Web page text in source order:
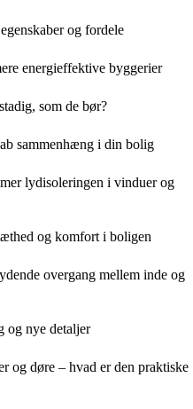
og fordele
energieffektive byggerier
som de bør?
sammenhæng i din bolig
lydisoleringen i vinduer og
og komfort i boligen
overgang mellem inde og
og nye detaljer
og døre – hvad er den praktiske